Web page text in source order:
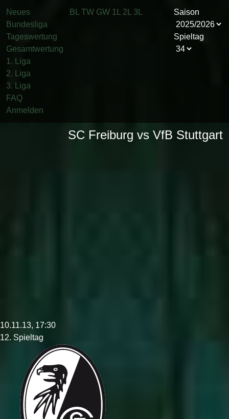
Neues
Bundesliga
Tageswertung
Gesamtwertung
1. Liga
2. Liga
3. Liga
FAQ
Anmelden
BL TW GW 1L 2L 3L Saison
Spieltag
SC Freiburg vs VfB Stuttgart
10.11.13, 17:30
12. Spieltag